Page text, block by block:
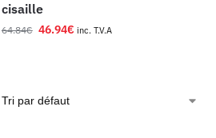
cisaille
64.84€ 46.94€ inc. T.V.A